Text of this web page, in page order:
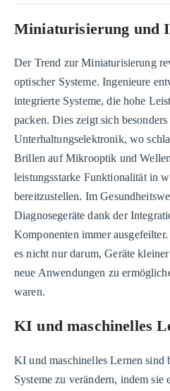
Miniaturisierung und
Der Trend zur Miniaturisierung
optischer Systeme. Ingenieure
integrierte Systeme, die hohe
packen. Dies zeigt sich
Unterhaltungselektronik, wo
Brillen auf Mikrooptik und
leistungsstarke Funktionalität in
bereitzustellen. Im
Diagnosegeräte dank der
Komponenten immer
es nicht nur darum, Geräte
neue Anwendungen zu
waren.
KI und maschinelles
KI und maschinelles Lernen sind
Systeme zu verändern, indem sie